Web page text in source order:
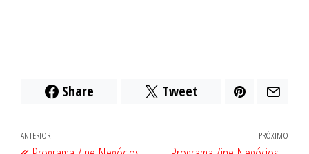
Share Tweet
Navegação
Post
ANTERIOR PRÓXIMO